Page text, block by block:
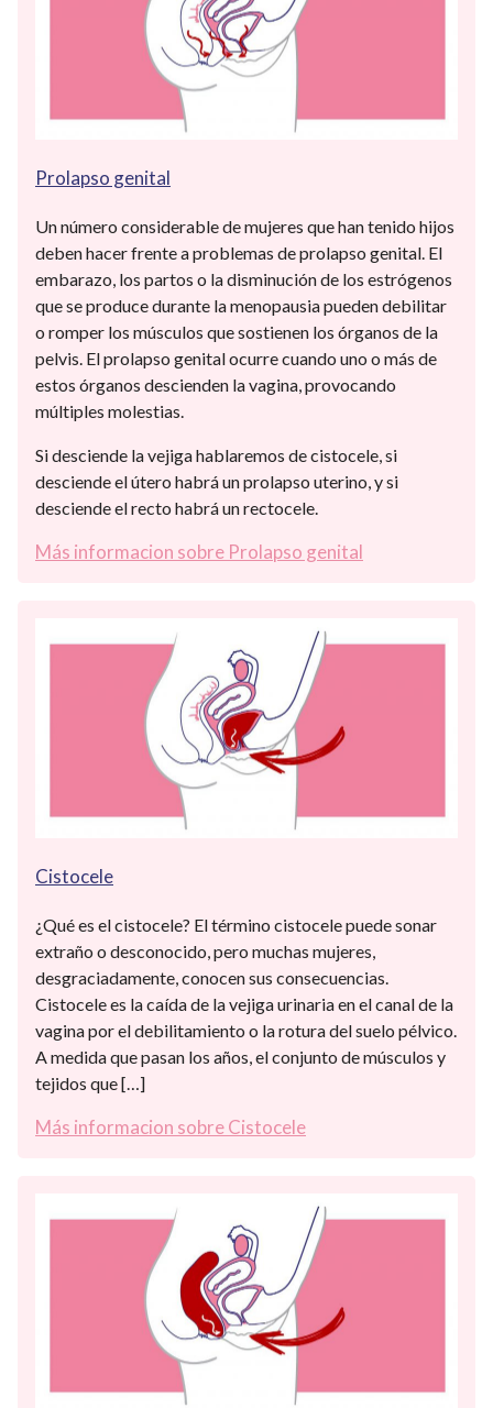
Prolapso genital
Un número considerable de mujeres que han tenido hijos
deben hacer frente a problemas de prolapso genital. El
embarazo, los partos o la disminución de los estrógenos
que se produce durante la menopausia pueden debilitar
o romper los músculos que sostienen los órganos de la
pelvis. El prolapso genital ocurre cuando uno o más de
estos órganos descienden la vagina, provocando
múltiples molestias.
Si desciende la vejiga hablaremos de cistocele, si
desciende el útero habrá un prolapso uterino, y si
desciende el recto habrá un rectocele.
Más informacion sobre Prolapso genital
Cistocele
¿Qué es el cistocele? El término cistocele puede sonar
extraño o desconocido, pero muchas mujeres,
desgraciadamente, conocen sus consecuencias.
Cistocele es la caída de la vejiga urinaria en el canal de la
vagina por el debilitamiento o la rotura del suelo pélvico.
A medida que pasan los años, el conjunto de músculos y
tejidos que […]
Más informacion sobre Cistocele